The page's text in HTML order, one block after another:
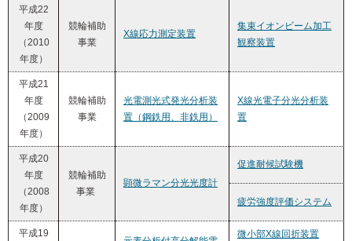
平成22
年度
（2010
年度）
競輪補助
事業
X線応力測定装置
集束イオンビーム加工
観察装置
平成21
年度
（2009
年度）
競輪補助
事業
光電測光式発光分析装
置（鋼鉄用、非鉄用）
X線光電子分光分析装
置
平成20
年度
（2008
年度）
競輪補助
事業
顕微ラマン分光光度計
促進耐候試験機
疲労強度評価システム
平成19
微小部X線回折装置